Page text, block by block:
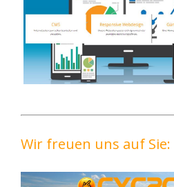
Wir freuen uns auf Sie: